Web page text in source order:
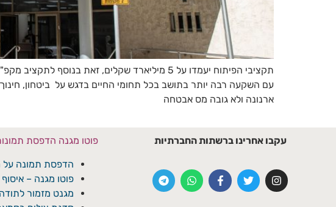
עם השקעה רבה יותר בתושב בכל תחומי החיים בדגש על ביטחון,
ארנונה ולא גובה מס אבטחה
עקבו אחרינו ברשתות החברתיות פוטו מגנה הדפסת
הדפסת תמונה על
פוטו מגנה –
מגנט מזמור לתודה